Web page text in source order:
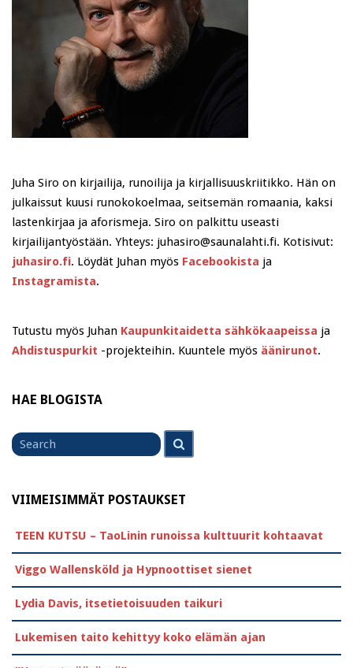
Juha Siro on kirjailija, runoilija ja kirjallisuuskriitikko. Hän on
julkaissut kuusi runokokoelmaa, seitsemän romaania, kaksi
lastenkirjaa ja aforismeja. Siro on palkittu useasti
kirjailijantyöstään. Yhteys: juhasiro@saunalahti.fi. Kotisivut:
juhasiro.fi. Löydät Juhan myös Facebookista ja
Instagramista.
Tutustu myös Juhan Kaupunkitaidetta sähkökaapeissa ja
Ahdistuspurkit -projekteihin. Kuuntele myös äänirunot.
HAE BLOGISTA
Search
for
VIIMEISIMMÄT POSTAUKSET
TEEN KUTSU – TaoLinin runoissa kulttuurit kohtaavat
Viggo Wallensköld ja Hypnoottiset sienet
Lydia Davis, itsetietoisuuden taikuri
Lukemisen taito kehittyy koko elämän ajan